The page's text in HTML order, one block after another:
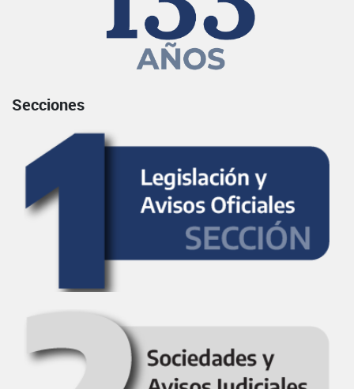
Secciones